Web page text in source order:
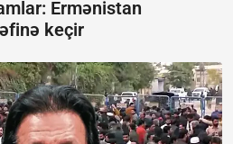
Ermənistan
keçir